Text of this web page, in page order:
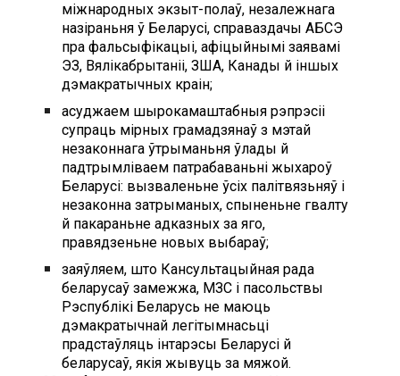
міжнародных экзыт-полаў, незалежнага
назіраньня ў Беларусі, справаздачы АБСЭ
пра фальсыфікацыі, афіцыйнымі заявамі
ЭЗ, Вялікабрытаніі, ЗША, Канады й іншых
дэмакратычных краін;
асуджаем шырокамаштабныя рэпрэсіі
супраць мірных грамадзянаў з мэтай
незаконнага ўтрыманьня ўлады й
падтрымліваем патрабаваньні жыхароў
Беларусі: вызваленьне ўсіх палітвязьняў і
незаконна затрыманых, спыненьне гвалту
й пакараньне адказных за яго,
правядзеньне новых выбараў;
заяўляем, што Кансультацыйная рада
беларусаў замежжа, МЗС і пасольствы
Рэспублікі Беларусь не маюць
дэмакратычнай легітымнасьці
прадстаўляць інтарэсы Беларусі й
беларусаў, якія жывуць за мяжой.